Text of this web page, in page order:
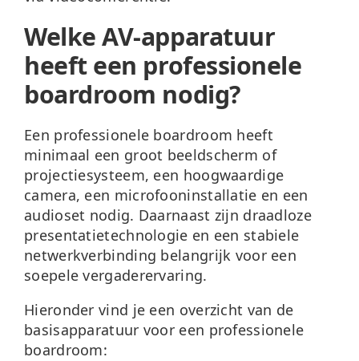
Welke AV-apparatuur
heeft een professionele
boardroom nodig?
Een professionele boardroom heeft
minimaal een groot beeldscherm of
projectiesysteem, een hoogwaardige
camera, een microfooninstallatie en een
audioset nodig. Daarnaast zijn draadloze
presentatietechnologie en een stabiele
netwerkverbinding belangrijk voor een
soepele vergaderervaring.
Hieronder vind je een overzicht van de
basisapparatuur voor een professionele
boardroom: